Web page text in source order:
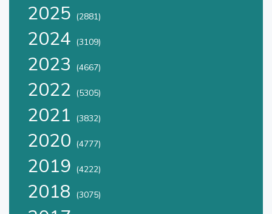
2025 (2881)
2024 (3109)
2023 (4667)
2022 (5305)
2021 (3832)
2020 (4777)
2019 (4222)
2018 (3075)